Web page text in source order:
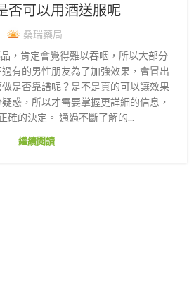
否可以用酒送服呢
桑瑞藥局
，肯定會覺得難以吞咽，所以大部分
有的男性朋友為了加強效果，會冒出
是否靠譜呢？是不是真的可以讓效果
惑，所以才需要掌握更詳細的信息，
確的決定。 通過不斷了解的...
繼續閱讀